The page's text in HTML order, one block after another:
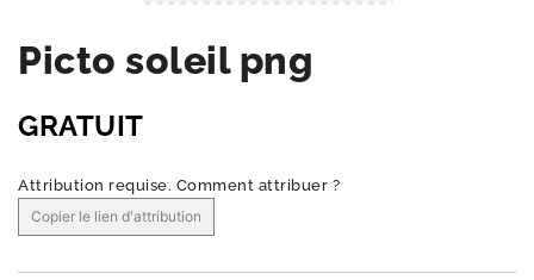
Picto soleil png
GRATUIT
Attribution requise. Comment attribuer ?
Copier le lien d'attribution